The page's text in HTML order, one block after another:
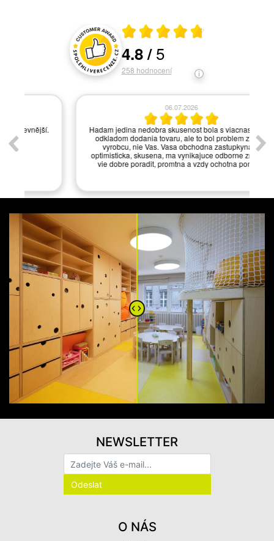
Hodnocení a recenze zákazníků
Průměrné hodnocení 4.8 z 5
4.8/5
258 hodnocení
Hadam jedina nedobra skusenost bola s viacnasobnym
odkladom dodania tovaru, ale to bol problem zrejme
vyrobcu, nie Vas. Vasa obchodna zastupkyna je
optimisticka, skusena, ma vynikajuce odborne znalosti,
vie dobre poradit, promtna a vzdy ochotna pomoct.
O NÁS
NEWSLETTER